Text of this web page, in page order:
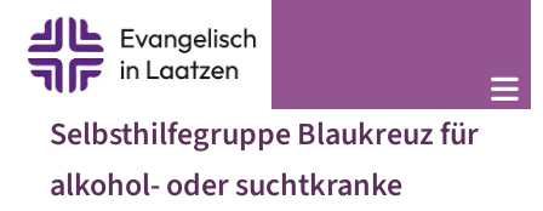
Selbsthilfegruppe Blaukreuz für
alkohol- oder suchtkranke